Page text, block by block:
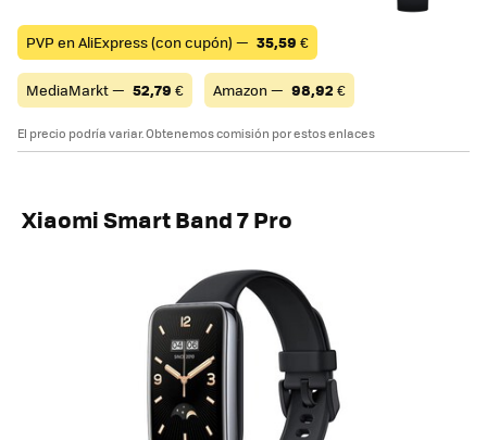
PVP en AliExpress (con cupón) — 35,59 €
MediaMarkt — 52,79 € Amazon — 98,92 €
El precio podría variar. Obtenemos comisión por estos enlaces
Xiaomi Smart Band 7 Pro